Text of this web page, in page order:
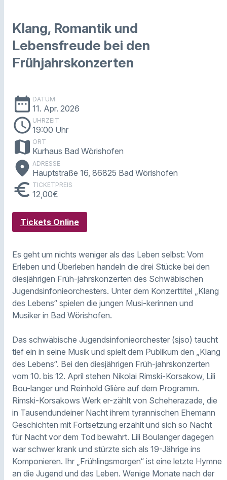
Klang, Romantik und
Lebensfreude bei den
Frühjahrskonzerten
date_range DATUM
11. Apr. 2026
schedule UHRZEIT
19:00 Uhr
map ORT
Kurhaus Bad Wörishofen
place ADRESSE
Hauptstraße 16, 86825 Bad Wörishofen
euro TICKETPREIS
12,00€
Tickets Online
Es geht um nichts weniger als das Leben selbst: Vom
Erleben und Überleben handeln die drei Stücke bei den
diesjährigen Früh-jahrskonzerten des Schwäbischen
Jugendsinfonieorchesters. Unter dem Konzerttitel „Klang
des Lebens“ spielen die jungen Musi-kerinnen und
Musiker in Bad Wörishofen.
Das schwäbische Jugendsinfonieorchester (sjso) taucht
tief ein in seine Musik und spielt dem Publikum den „Klang
des Lebens“. Bei den diesjährigen Früh-jahrskonzerten
vom 10. bis 12. April stehen Nikolai Rimski-Korsakow, Lili
Bou-langer und Reinhold Glière auf dem Programm.
Rimski-Korsakows Werk er-zählt von Scheherazade, die
in Tausendundeiner Nacht ihrem tyrannischen Ehemann
Geschichten mit Fortsetzung erzählt und sich so Nacht
für Nacht vor dem Tod bewahrt. Lili Boulanger dagegen
war schwer krank und stürzte sich als 19-Jährige ins
Komponieren. Ihr „Frühlingsmorgen“ ist eine letzte Hymne
an die Jugend und das Leben. Wenige Monate nach der